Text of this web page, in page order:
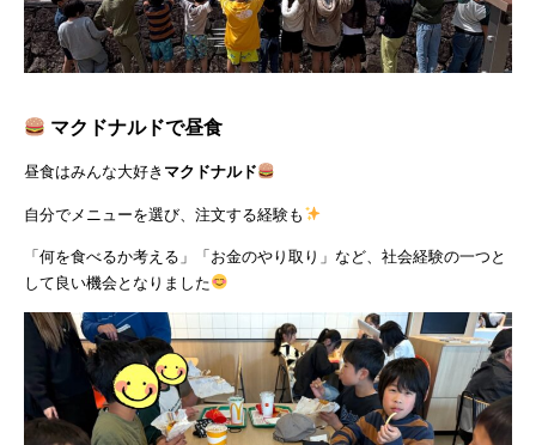
マクドナルドで昼食
昼食はみんな大好き マクドナルド
自分でメニューを選び、注文する経験も
「何を食べるか考える」「お金のやり取り」など、社会経験の一つと
して良い機会となりました